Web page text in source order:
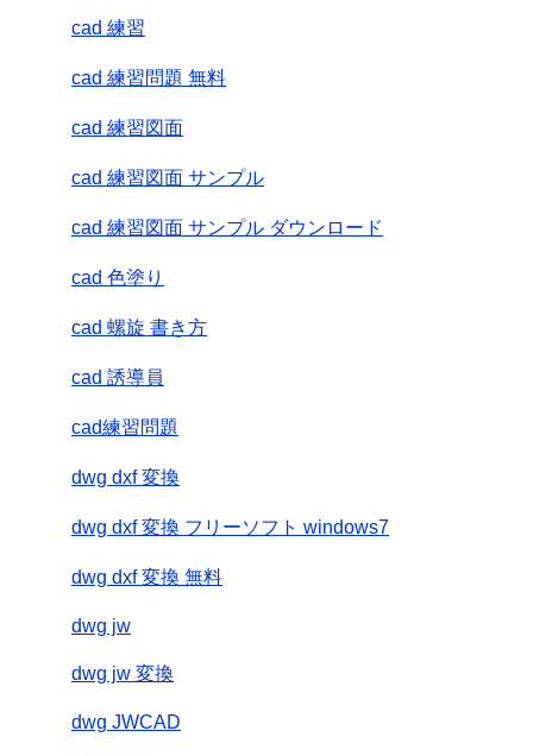
cad 練習
cad 練習問題 無料
cad 練習図面
cad 練習図面 サンプル
cad 練習図面 サンプル ダウンロード
cad 色塗り
cad 螺旋 書き方
cad 誘導員
cad練習問題
dwg dxf 変換
dwg dxf 変換 フリーソフト windows7
dwg dxf 変換 無料
dwg jw
dwg jw 変換
dwg JWCAD